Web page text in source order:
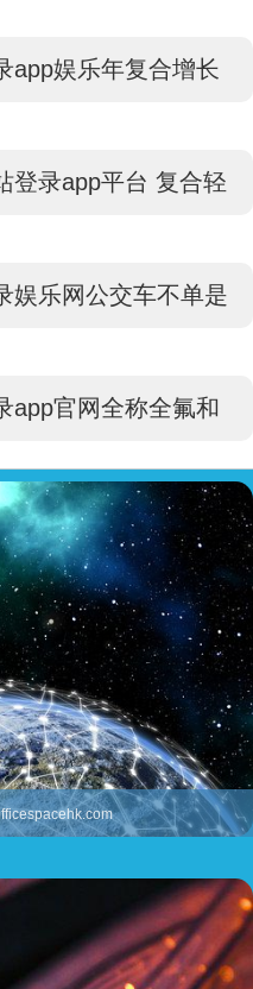
manbext体育官网注
app娱乐年复合增长
账号入口
登录app平台 复合轻
manbext体育官网注
娱乐网公交车不单是
账号入口
app官网全称全氟和
网站登录 万博
账号入口